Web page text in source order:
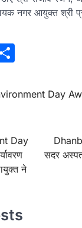
नगर आयुक्त श्री
Day
Day
ने
सदर